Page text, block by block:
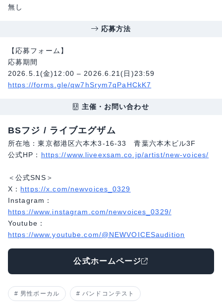
無し
応募方法
【応募フォーム】
応募期間
2026.5.1(金)12:00 – 2026.6.21(日)23:59
https://forms.gle/qw7hSrym7qPaHCkK7
主催・お問い合わせ
BSフジ / ライブエグザム
所在地：東京都港区六本木3-16-33 青葉六本木ビル3F
公式HP： https://www.liveexsam.co.jp/artist/new-voices/
＜公式SNS＞
X： https://x.com/newvoices_0329
Instagram：
https://www.instagram.com/newvoices_0329/
Youtube：
https://www.youtube.com/@NEWVOICESaudition
公式ホームページ
男性ボーカル バンドコンテスト